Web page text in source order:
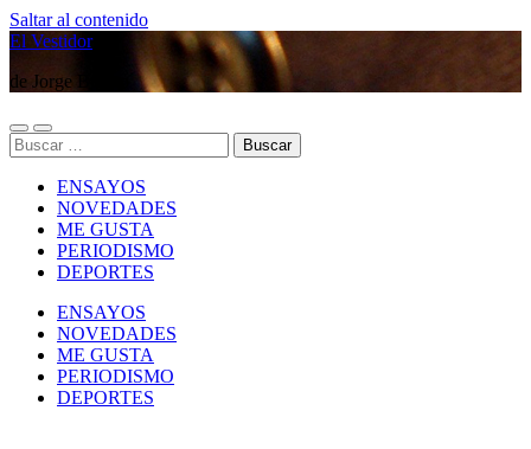
Saltar al contenido
El Vestidor
de Jorge Búsico
Alternar
el
móvil
Alternar
el
de
búsqueda
Buscar:
ENSAYOS
NOVEDADES
ME GUSTA
PERIODISMO
DEPORTES
ENSAYOS
NOVEDADES
ME GUSTA
PERIODISMO
DEPORTES